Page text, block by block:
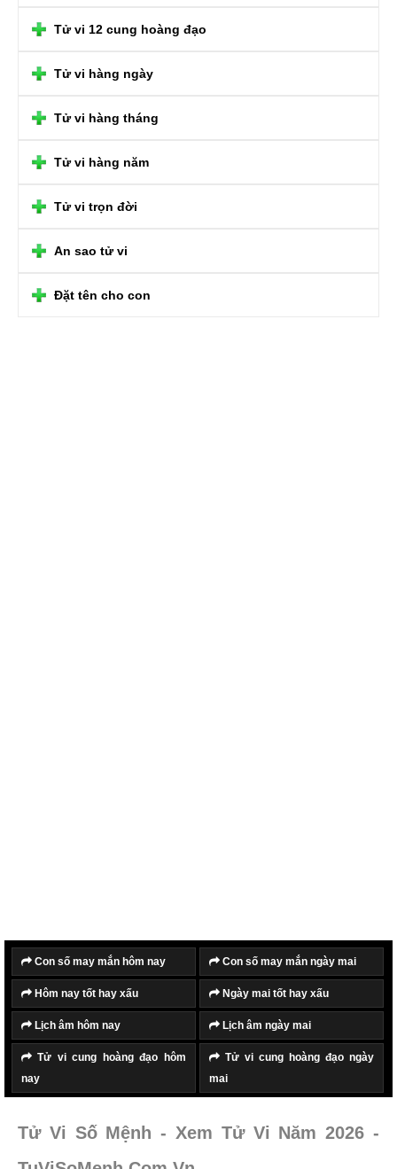
Tử vi 12 cung hoàng đạo
Tử vi hàng ngày
Tử vi hàng tháng
Tử vi hàng năm
Tử vi trọn đời
An sao tử vi
Đặt tên cho con
Con số may mắn hôm nay Con số may mắn ngày mai
Hôm nay tốt hay xấu Ngày mai tốt hay xấu
Lịch âm hôm nay Lịch âm ngày mai
Tử vi cung hoàng đạo hôm
nay
Tử vi cung hoàng đạo ngày
mai
Tử Vi Số Mệnh - Xem Tử Vi Năm 2026 -